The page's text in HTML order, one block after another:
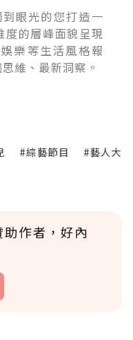
到眼光的您打造一
度的層峰面貌呈現
樂等生活風格報
維、最新洞察。
#綜藝節目
#藝人大
作者，好內